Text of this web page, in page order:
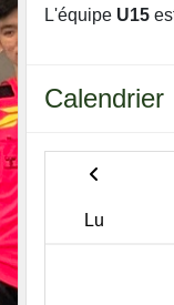
L'équipe U15
Calendrier
Lu